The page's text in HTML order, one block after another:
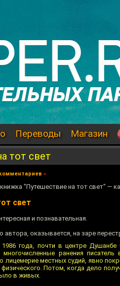
Переводы Магазин
тот свет
»
"Путешествие на тот свет" —
свет
и познавательная.
автора, оказывается, на заре
года, почти в центре
ранения
лицемерие местных судий, явно
физического. Потом, когда дело
в живых.